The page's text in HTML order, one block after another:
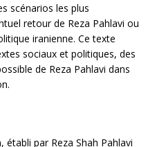
scénarios les plus
retour de Reza Pahlavi ou
iranienne. Ce texte
sociaux et politiques, des
de Reza Pahlavi dans
par Reza Shah Pahlavi